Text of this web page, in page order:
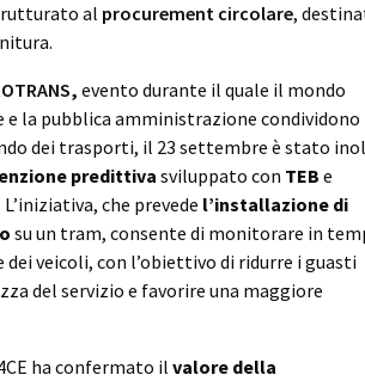
al procurement circolare,
evento durante il quale il mondo
la pubblica amministrazione condividono
dei trasporti, il 23 settembre è stato
predittivasviluppato con TEB e
che prevede l’installazione di
su un tram, consente di monitorare in
veicoli, con l’obiettivo di ridurre i guasti
del servizio e favorire una maggiore
ha confermato ilvalore della